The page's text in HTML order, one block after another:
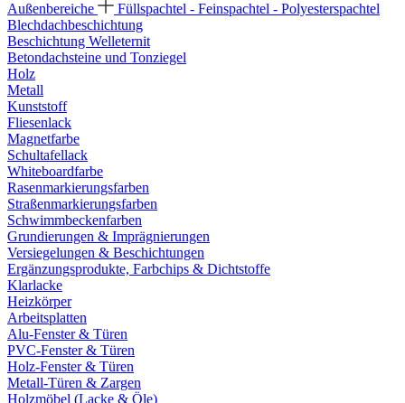
Außenbereiche
Füllspachtel - Feinspachtel - Polyesterspachtel
Blechdachbeschichtung
Beschichtung Welleternit
Betondachsteine und Tonziegel
Holz
Metall
Kunststoff
Fliesenlack
Magnetfarbe
Schultafellack
Whiteboardfarbe
Rasenmarkierungsfarben
Straßenmarkierungsfarben
Schwimmbeckenfarben
Grundierungen & Imprägnierungen
Versiegelungen & Beschichtungen
Ergänzungsprodukte, Farbchips & Dichtstoffe
Klarlacke
Heizkörper
Arbeitsplatten
Alu-Fenster & Türen
PVC-Fenster & Türen
Holz-Fenster & Türen
Metall-Türen & Zargen
Holzmöbel (Lacke & Öle)